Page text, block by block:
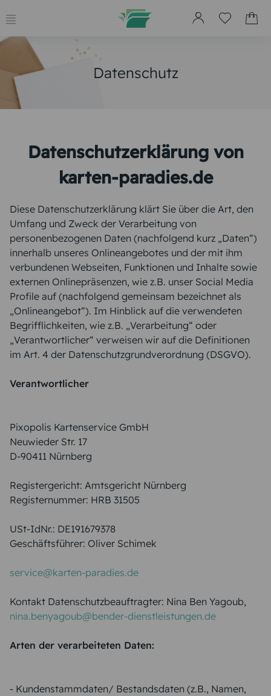
Datenschutz
Datenschutzerklärung von
karten-paradies.de
Diese Datenschutzerklärung klärt Sie über die Art, den
Umfang und Zweck der Verarbeitung von
personenbezogenen Daten (nachfolgend kurz „Daten“)
innerhalb unseres Onlineangebotes und der mit ihm
verbundenen Webseiten, Funktionen und Inhalte sowie
externen Onlinepräsenzen, wie z.B. unser Social Media
Profile auf (nachfolgend gemeinsam bezeichnet als
„Onlineangebot“). Im Hinblick auf die verwendeten
Begrifflichkeiten, wie z.B. „Verarbeitung“ oder
„Verantwortlicher“ verweisen wir auf die Definitionen
im Art. 4 der Datenschutzgrundverordnung (DSGVO).
Verantwortlicher
Pixopolis Kartenservice GmbH
Neuwieder Str. 17
D-90411 Nürnberg
Registergericht: Amtsgericht Nürnberg
Registernummer: HRB 31505
USt-IdNr.: DE191679378
Geschäftsführer: Oliver Schimek
service@karten-paradies.de
Kontakt Datenschutzbeauftragter: Nina Ben Yagoub,
nina.benyagoub@bender-dienstleistungen.de
Arten der verarbeiteten Daten:
- Kundenstammdaten/ Bestandsdaten (z.B., Namen,